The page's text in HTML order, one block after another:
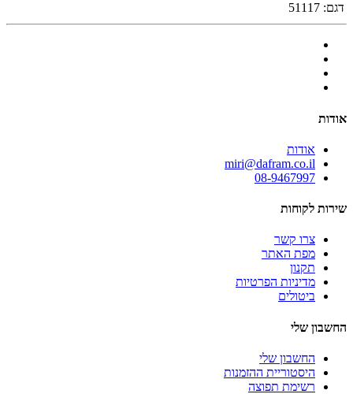
דגם: 51117
אודות
אודות
miri@dafram.co.il
08-9467997
שירות לקוחות
צרו קשר
מפת האתר
תקנון
מדיניות הפרטיות
ביטולים
החשבון שלי
החשבון שלי
היסטוריית ההזמנות
רשימת תפוצה